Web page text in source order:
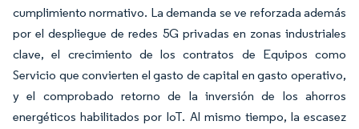
cumplimiento normativo. La demanda se ve reforzada además
por el despliegue de redes 5G privadas en zonas industriales
clave, el crecimiento de los contratos de Equipos como
Servicio que convierten el gasto de capital en gasto operativo,
y el comprobado retorno de la inversión de los ahorros
energéticos habilitados por IoT. Al mismo tiempo, la escasez